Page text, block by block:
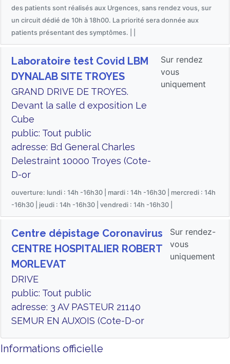
des patients sont réalisés aux Urgences, sans rendez vous, sur
un circuit dédié de 10h à 18h00. La priorité sera donnée aux
patients présentant des symptômes. | |
Laboratoire test Covid LBM
DYNALAB SITE TROYES
GRAND DRIVE DE TROYES.
Devant la salle d exposition Le
Cube
public: Tout public
adresse: Bd General Charles
Delestraint 10000 Troyes (Cote-
D-or
Sur rendez
vous
uniquement
ouverture: lundi : 14h -16h30 | mardi : 14h -16h30 | mercredi : 14h
-16h30 | jeudi : 14h -16h30 | vendredi : 14h -16h30 |
Centre dépistage Coronavirus
CENTRE HOSPITALIER ROBERT
MORLEVAT
DRIVE
public: Tout public
adresse: 3 AV PASTEUR 21140
SEMUR EN AUXOIS (Cote-D-or
Sur rendez-
vous
uniquement
Informations officielle